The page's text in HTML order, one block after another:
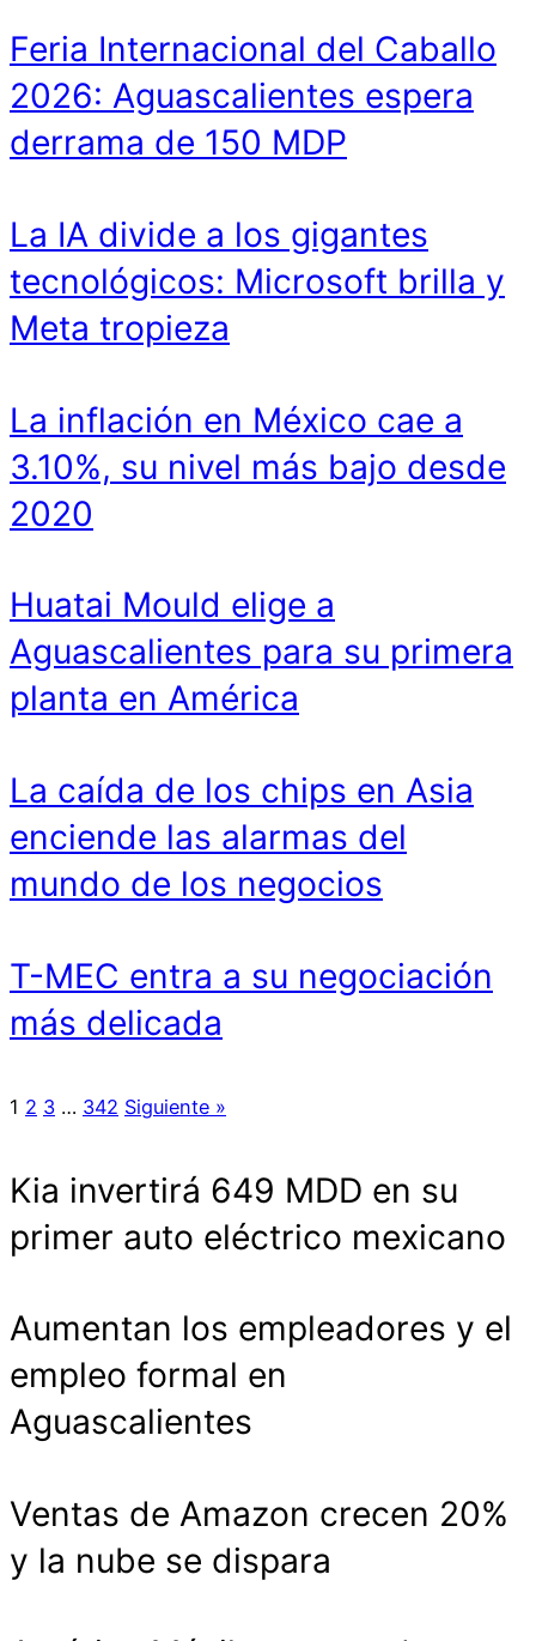
Feria Internacional del Caballo
2026: Aguascalientes espera
derrama de 150 MDP
La IA divide a los gigantes
tecnológicos: Microsoft brilla y
Meta tropieza
La inflación en México cae a
3.10%, su nivel más bajo desde
2020
Huatai Mould elige a
Aguascalientes para su primera
planta en América
La caída de los chips en Asia
enciende las alarmas del
mundo de los negocios
T-MEC entra a su negociación
más delicada
1 2 3 … 342 Siguiente »
Kia invertirá 649 MDD en su
primer auto eléctrico mexicano
Aumentan los empleadores y el
empleo formal en
Aguascalientes
Ventas de Amazon crecen 20%
y la nube se dispara